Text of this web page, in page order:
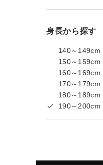
身長から探す
140～149cm
150～159cm
160～169cm
170～179cm
180～189cm
190～200cm